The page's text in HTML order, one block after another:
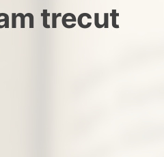
trecut